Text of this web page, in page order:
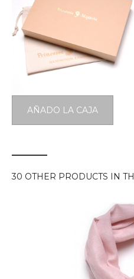
AÑADO LA CAJA
30 OTHER PRODUCTS IN